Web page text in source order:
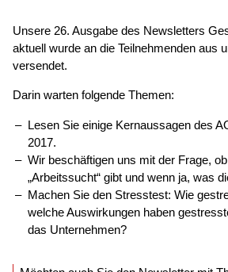
Unsere 26. Ausgabe des Newsletters
aktuell wurde an die Teilnehmenden aus
versendet.
Darin warten folgende Themen:
Lesen Sie einige Kernaussagen des
2017.
Wir beschäftigen uns mit der Frage,
„Arbeitssucht“ gibt und wenn ja, was
Machen Sie den Stresstest: Wie
welche Auswirkungen haben
das Unternehmen?